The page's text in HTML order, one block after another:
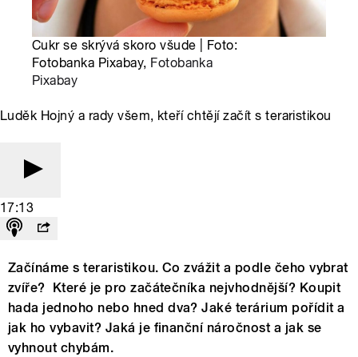
Cukr se skrývá skoro všude | Foto:
Fotobanka Pixabay, Fotobanka
Pixabay
Luděk Hojný a rady všem, kteří chtějí začít s teraristikou
17:13
Začínáme s teraristikou. Co zvážit a podle čeho vybrat
zvíře? Které je pro začátečníka nejvhodnější? Koupit
hada jednoho nebo hned dva? Jaké terárium pořídit a
jak ho vybavit? Jaká je finanční náročnost a jak se
vyhnout chybám.